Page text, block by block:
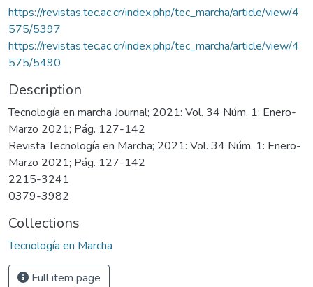
https://revistas.tec.ac.cr/index.php/tec_marcha/article/view/4
575/5397
https://revistas.tec.ac.cr/index.php/tec_marcha/article/view/4
575/5490
Description
Tecnología en marcha Journal; 2021: Vol. 34 Núm. 1: Enero-
Marzo 2021; Pág. 127-142
Revista Tecnología en Marcha; 2021: Vol. 34 Núm. 1: Enero-
Marzo 2021; Pág. 127-142
2215-3241
0379-3982
Collections
Tecnología en Marcha
Full item page